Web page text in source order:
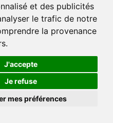
et des publicités
le trafic de notre
la provenance
J'accepte
Je refuse
mes préférences